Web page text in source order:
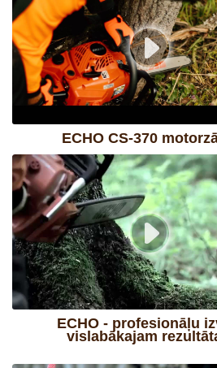
ECHO CS-370
ECHO - profesionāļu izvēle
vislabākajam